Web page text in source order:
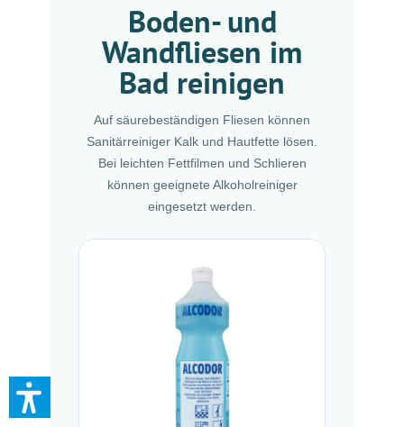
Boden- und
Wandfliesen im
Bad reinigen
Auf säurebeständigen Fliesen können
Sanitärreiniger Kalk und Hautfette lösen.
Bei leichten Fettfilmen und Schlieren
können geeignete Alkoholreiniger
eingesetzt werden.